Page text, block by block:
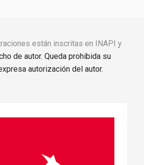
están inscritas en INAPI y
de autor. Queda prohibida su
autorización del autor.